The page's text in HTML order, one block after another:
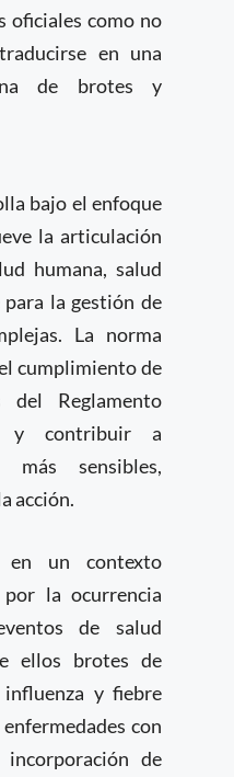
oficiales como no
en una
de brotes y
bajo el enfoque
la articulación
humana, salud
la gestión de
La norma
cumplimiento de
del Reglamento
y contribuir a
más sensibles,
acción.
en un contexto
por la ocurrencia
de salud
ellos brotes de
influenza y fiebre
con
de